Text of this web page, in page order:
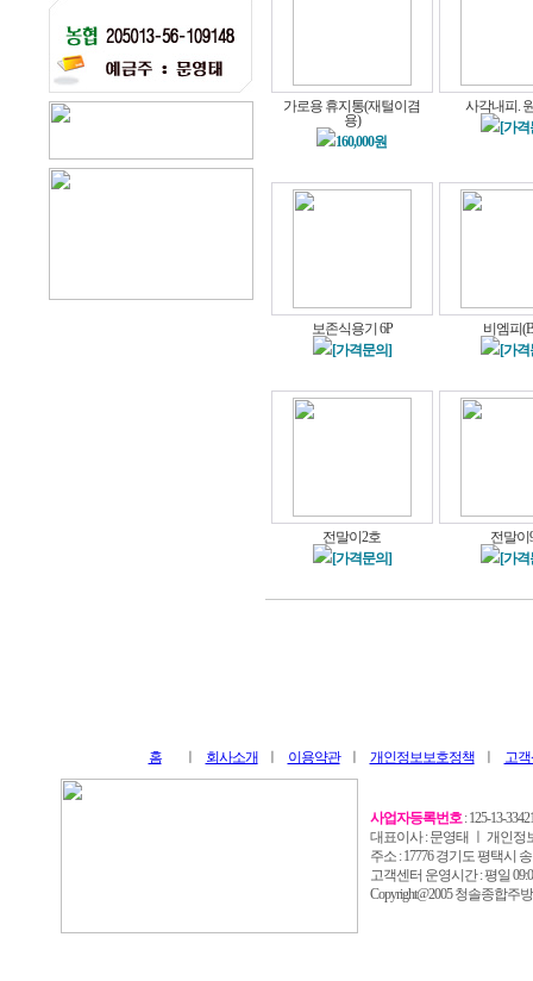
가로용 휴지통(재털이겸
용)
160,000원
사각내피.
[가격
보존식용기 6P
[가격문의]
비엠피
[가격
전말이2호
[가격문의]
전말이
[가격
홈ㅣ 회사소개 이용약관ㅣ 개인정보보호정책ㅣ 고
사업자등록번호: 125-13-
대표이사 : 문영태 ㅣ 개인정
주소 : 17776 경기도 평택시 송
고객센터 운영시간 : 평일
Copyright@2005 청솔종합주방